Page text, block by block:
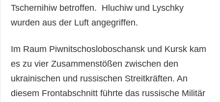
Tschernihiw betroffen. Hluchiw und Lyschky
wurden aus der Luft angegriffen.
Im Raum Piwnitschosloboschansk und Kursk kam
es zu vier Zusammenstößen zwischen den
ukrainischen und russischen Streitkräften. An
diesem Frontabschnitt führte das russische Militär